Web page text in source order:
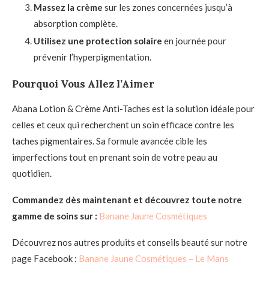
Massez la crème sur les zones concernées jusqu’à
absorption complète.
Utilisez une protection solaire en journée pour
prévenir l’hyperpigmentation.
Pourquoi Vous Allez l’Aimer
Abana Lotion & Crème Anti-Taches est la solution idéale pour
celles et ceux qui recherchent un soin efficace contre les
taches pigmentaires. Sa formule avancée cible les
imperfections tout en prenant soin de votre peau au
quotidien.
Commandez dès maintenant et découvrez toute notre
gamme de soins sur : Banane Jaune Cosmétiques
Découvrez nos autres produits et conseils beauté sur notre
page Facebook : Banane Jaune Cosmétiques – Le Mans